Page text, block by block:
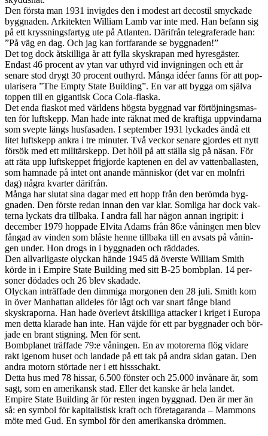
Den första man 1931 invigdes den i mod­est art decos­til smy­ck­ade
byg­gnaden. Arkitek­ten William Lamb var inte med. Han befann sig
på ett kryssnings­far­tyg ute på Atlanten. Därifrån telegrafer­ade han:
”På väg en dag. Och jag kan fort­farande se byg­gnaden!”
Det tog dock åtskil­liga år att fylla skyskra­pan med hyres­gäster.
Endast 46 pro­cent av ytan var uthyrd vid invi­gnin­gen och ett år
senare stod drygt 30 pro­cent out­hyrd. Många idéer fanns för att pop­
u­laris­era ”The Empty State Build­ing”. En var att bygga om själva
top­pen till en gigan­tisk Coca Cola-flaska.
Det enda fiaskot med världens högsta byg­gnad var förtöjn­ings­mas­
ten för luftskepp. Man hade inte räk­nat med de kraftiga uppvin­darna
som svepte längs hus­fasaden. I sep­tem­ber 1931 lyck­ades ändå ett
litet luftskepp ankra i tre minuter. Två veckor senare gjordes ett nytt
försök med ett mil­itärskepp. Det höll på att ställa sig på näsan. För
att räta upp luftskep­pet frigjorde kapte­nen en del av vat­ten­bal­las­ten,
som ham­nade på intet ont anande män­niskor (det var en mol­n­fri
dag) några kvarter därifrån.
Många har slu­tat sina dagar med ett hopp från den berömda byg­
gnaden. Den förste redan innan den var klar. Som­liga har dock vak­
terna lyck­ats dra till­baka. I andra fall har någon annan ingripit: i
decem­ber 1979 hop­pade Elvita Adams från 86:e vånin­gen men blev
fån­gad av vin­den som blåste henne till­baka till en avsats på vånin­
gen under. Hon drogs in i byg­gnaden och räd­dades.
Den all­varli­gaste oly­ckan hände 1945 då över­ste William Smith
körde in i Empire State Build­ing med sitt B-25 bomb­plan. 14 per­
soner dödades och 26 blev skadade.
Oly­ckan inträf­fade den dim­miga mor­gonen den 28 juli. Smith kom
in över Man­hat­tan allde­les för lågt och var snart fånge bland
skyskra­porna. Han hade över­levt åtskil­liga attacker i kriget i Europa
men detta kla­rade han inte. Han väjde för ett par byg­gnader och bör­
jade en brant stign­ing. Men för sent.
Bomb­planet träf­fade 79:e vånin­gen. En av motor­erna flög vidare
rakt igenom huset och lan­dade på ett tak på andra sidan gatan. Den
andra motorn stör­tade ner i ett hisss­chakt.
Detta hus med 78 hissar, 6.500 fön­ster och 25.000 invånare är, som
sagt, som en amerikansk stad. Eller det kanske är hela lan­det.
Empire State Build­ing är för resten ingen byg­gnad. Den är mer än
så: en sym­bol för kap­i­tal­is­tisk kraft och före­ta­garanda – Mam­mons
möte med Gud. En sym­bol för den amerikan­ska drömmen.